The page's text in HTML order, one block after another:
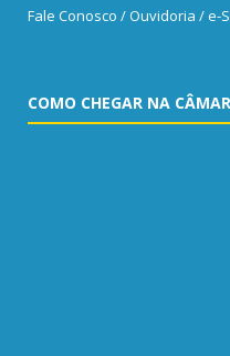
Fale Conosco / Ouvidoria / e-
COMO CHEGAR NA